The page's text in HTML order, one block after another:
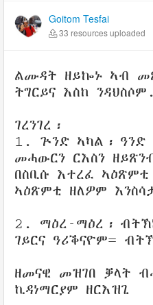
Goitom Tesfai
33 resources uploaded
ልሙዳት ዘይኰኑ ኣብ
ትግርይና እስከ
ገረንገረ፡
1. ጕንድ ኣካል፡ ዓንድ
መሓውርን ርእስን
በስቢሱ እተረፈ ኣዕጽምቲ
ኣዕጽምቲ ዘለዎም
2. ማዕረ-ማዕረ፡
ገይርና ዓሪቕናዮም=
ዘመናዊ መዝገበ ቓላት
ኪዳነማርያም ዘርእዝጊ